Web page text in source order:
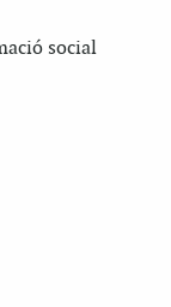
social